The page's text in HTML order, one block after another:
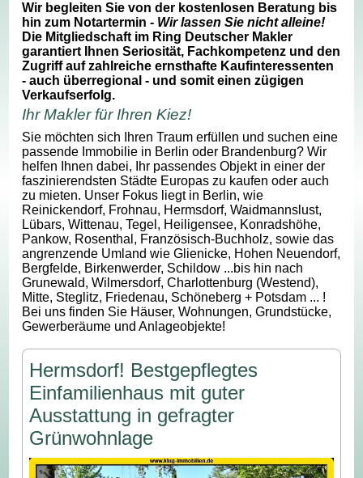
Wir begleiten Sie von der kostenlosen Beratung bis
hin zum Notartermin - Wir lassen Sie nicht alleine!
Die Mitgliedschaft im Ring Deutscher Makler
garantiert Ihnen Seriosität, Fachkompetenz und den
Zugriff auf zahlreiche ernsthafte Kaufinteressenten
- auch überregional - und somit einen zügigen
Verkaufserfolg.
Ihr Makler für Ihren Kiez!
Sie möchten sich Ihren Traum erfüllen und suchen eine
passende Immobilie in Berlin oder Brandenburg? Wir
helfen Ihnen dabei, Ihr passendes Objekt in einer der
faszinierendsten Städte Europas zu kaufen oder auch
zu mieten. Unser Fokus liegt in Berlin, wie
Reinickendorf, Frohnau, Hermsdorf, Waidmannslust,
Lübars, Wittenau, Tegel, Heiligensee, Konradshöhe,
Pankow, Rosenthal, Französisch-Buchholz, sowie das
angrenzende Umland wie Glienicke, Hohen Neuendorf,
Bergfelde, Birkenwerder, Schildow ...bis hin nach
Grunewald, Wilmersdorf, Charlottenburg (Westend),
Mitte, Steglitz, Friedenau, Schöneberg + Potsdam ... !
Bei uns finden Sie Häuser, Wohnungen, Grundstücke,
Gewerberäume und Anlageobjekte!
Hermsdorf! Bestgepflegtes
Einfamilienhaus mit guter
Ausstattung in gefragter
Grünwohnlage